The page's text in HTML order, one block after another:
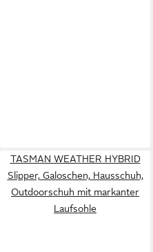
TASMAN WEATHER HYBRID
Slipper, Galoschen, Hausschuh,
Outdoorschuh mit markanter
Laufsohle